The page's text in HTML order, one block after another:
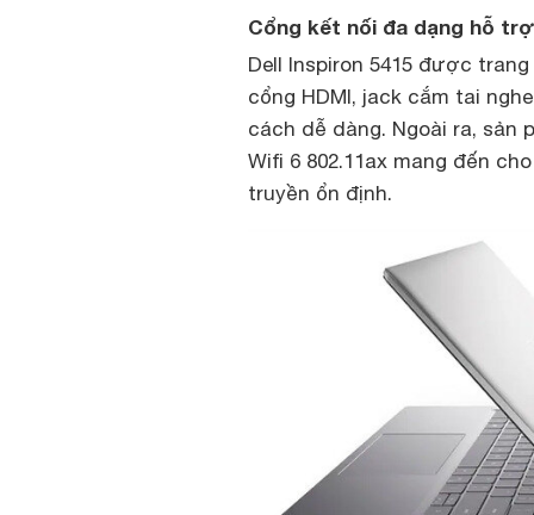
Cổng kết nối đa dạng hỗ
Dell Inspiron 5415 được
cổng HDMI, jack cắm tai
cách dễ dàng. Ngoài ra, sản
Wifi 6 802.11ax mang đến
truyền ổn định.